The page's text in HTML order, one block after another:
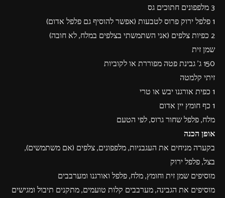
3 מלפפונים חתוכים גס
1 פלפל ירוק פרוס לטבעות (אפשר להוסיף גם פלפל אדום)
2 כפיות צלפים (אני השתמשתי בצלפים במלח, לא חובה)
שמן זית
150 ג' גבינת פטה מפוררת או לקוביות
זיתי קלמטה
1 כפית אורגנו יבש או טרי
1 כף חומץ יין אדום
מלח, פלפל שחור גרוס, לפי הטעם
אופן הכנה
בקערה מניחים את העגבניות, מלפפונים, צלפים (אם משתמשים),
בצל, פלפל ירוק
מוסיפים שמן זית וחומץ, מלח, פלפל ואורגנו ומערבבים
מוסיפים את הגבינה, מערבבים קלות טועמים, מתקנים תיבול ומגישים